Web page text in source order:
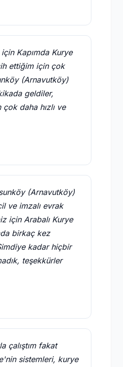
Kapımda Kurye
ettiğim için çok
(Arnavutköy)
geldiler,
daha hızlı ve
(Arnavutköy)
ve imzalı evrak
için Arabalı Kurye
birkaç kez
kadar hiçbir
teşekkürler
çalıştım fakat
sistemleri, kurye